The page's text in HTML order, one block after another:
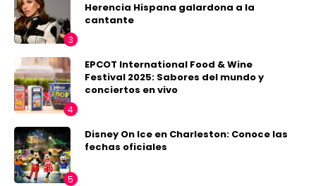
Herencia Hispana galardona a la
cantante
EPCOT International Food & Wine
Festival 2025: Sabores del mundo y
conciertos en vivo
Disney On Ice en Charleston: Conoce las
fechas oficiales